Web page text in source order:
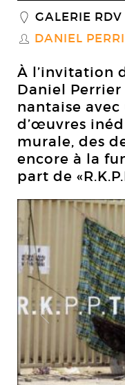
_ GALERIE RDV
S DANIEL
À l’invitation
Daniel
nantaise
d’œuvres
murale, des
encore à la
part de